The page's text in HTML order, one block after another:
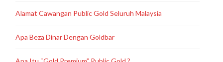
Alamat Cawangan Public Gold Seluruh Malaysia
Apa Beza Dinar Dengan Goldbar